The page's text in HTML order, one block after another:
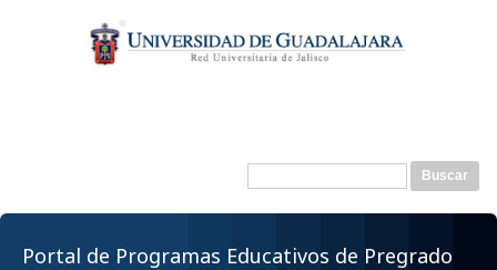
contenido
principal
Formulario de
Buscar
Portal de Programas Educativos de Pregrado